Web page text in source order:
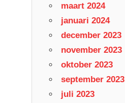
maart 2024
januari 2024
december 2023
november 2023
oktober 2023
september 2023
juli 2023